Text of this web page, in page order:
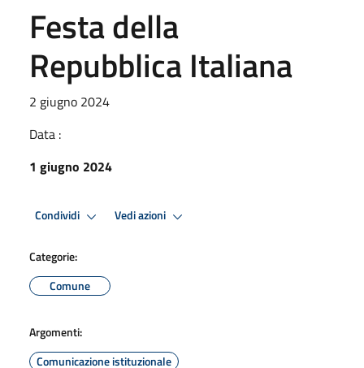
Festa della
Repubblica Italiana
2 giugno 2024
Data :
1 giugno 2024
Condividi Vedi azioni
Categorie:
Comune
Argomenti:
Comunicazione istituzionale